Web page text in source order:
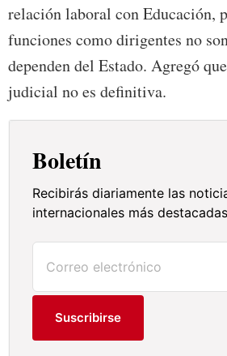
relación laboral con Educación,
funciones como dirigentes no
dependen del Estado. Agregó
judicial no es definitiva.
Boletín
Recibirás diariamente las
internacionales más
Suscribirse